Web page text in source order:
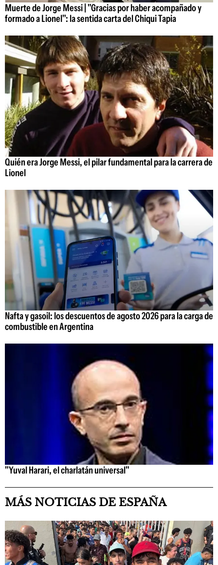
Muerte de Jorge Messi | "Gracias por haber acompañado y
formado a Lionel": la sentida carta del Chiqui Tapia
Quién era Jorge Messi, el pilar fundamental para la carrera de
Lionel
Nafta y gasoil: los descuentos de agosto 2026 para la carga de
combustible en Argentina
"Yuval Harari, el charlatán universal"
MÁS NOTICIAS DE ESPAÑA